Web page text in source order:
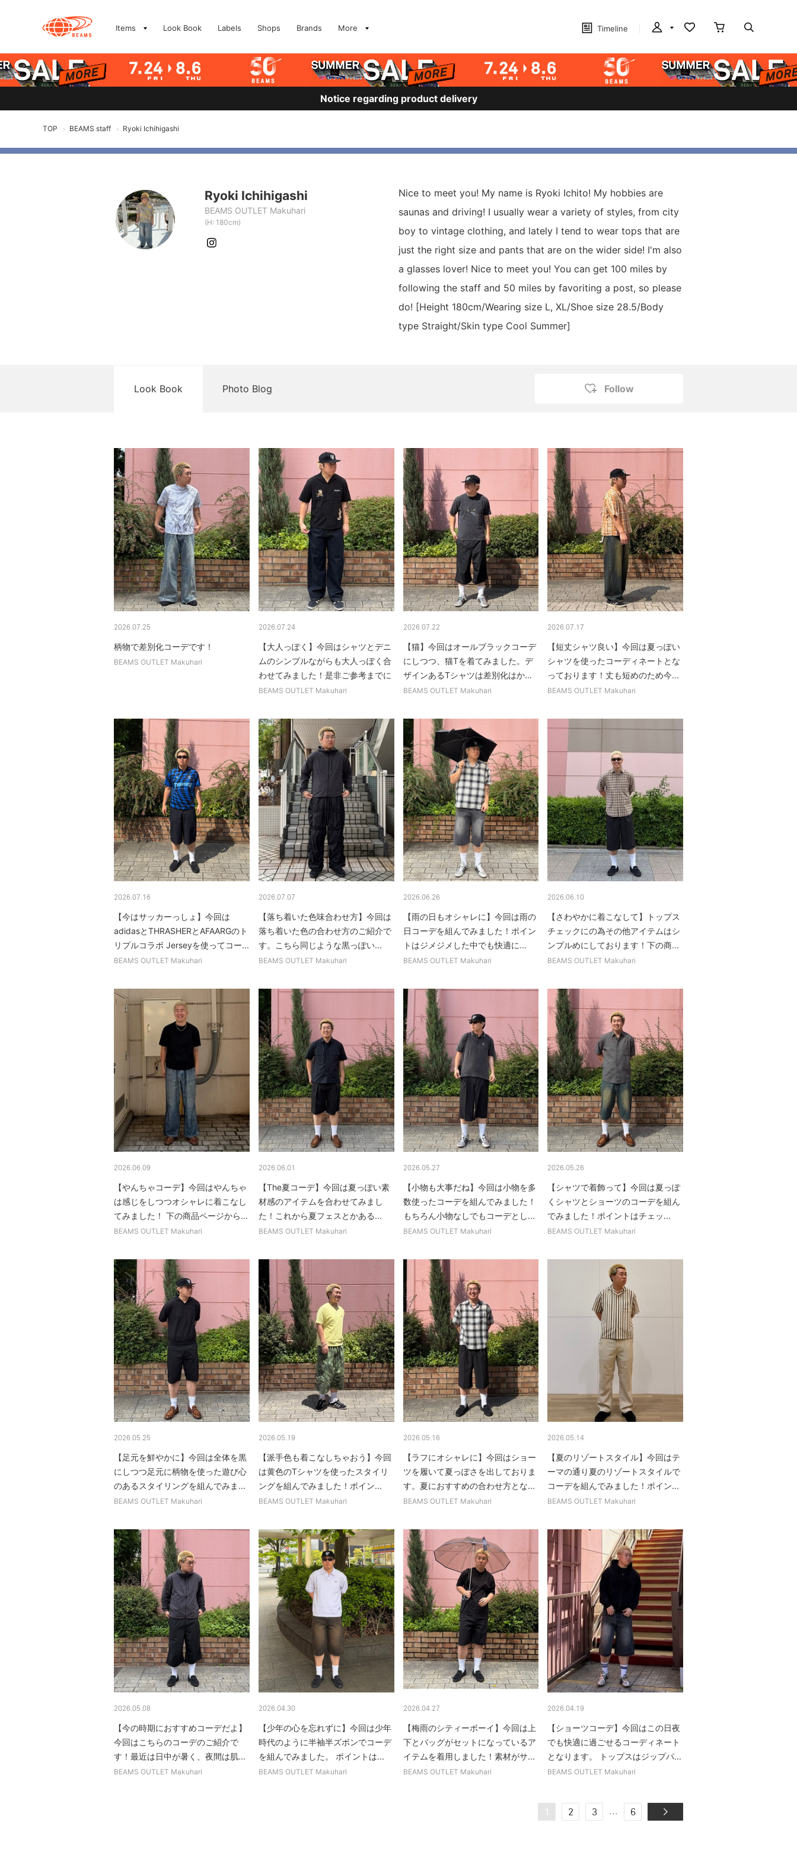
Items Look Book Labels Shops Brands More Timeline
Notice regarding product delivery
TOP > BEAMS staff > Ryoki Ichihigashi
Ryoki Ichihigashi
BEAMS OUTLET Makuhari
(H: 180cm)
Nice to meet you! My name is Ryoki Ichito! My hobbies are
saunas and driving! I usually wear a variety of styles, from city
boy to vintage clothing, and lately I tend to wear tops that are
just the right size and pants that are on the wider side! I'm also
a glasses lover! Nice to meet you! You can get 100 miles by
following the staff and 50 miles by favoriting a post, so please
do! [Height 180cm/Wearing size L, XL/Shoe size 28.5/Body
type Straight/Skin type Cool Summer]
Look Book Photo Blog Follow
2026.07.25
柄物で差別化コーデです！
BEAMS OUTLET Makuhari
2026.07.24
【大人っぽく】今回はシャツとデニ
ムのシンプルながらも大人っぽく合
わせてみました！是非ご参考までに
BEAMS OUTLET Makuhari
2026.07.22
【猫】今回はオールブラックコーデ
にしつつ、猫Tを着てみました。デ
ザインあるTシャツは差別化はか...
BEAMS OUTLET Makuhari
2026.07.17
【短丈シャツ良い】今回は夏っぽい
シャツを使ったコーディネートとな
っております！丈も短めのため今...
BEAMS OUTLET Makuhari
2026.07.16
【今はサッカーっしょ】今回は
adidasとTHRASHERとAFAARGのト
リプルコラボ Jerseyを使ってコー...
BEAMS OUTLET Makuhari
2026.07.07
【落ち着いた色味合わせ方】今回は
落ち着いた色の合わせ方のご紹介で
す。こちら同じような黒っぽい...
BEAMS OUTLET Makuhari
2026.06.26
【雨の日もオシャレに】今回は雨の
日コーデを組んでみました！ポイン
トはジメジメした中でも快適に...
BEAMS OUTLET Makuhari
2026.06.10
【さわやかに着こなして】トップス
チェックにの為その他アイテムはシ
ンプルめにしております！下の商...
BEAMS OUTLET Makuhari
2026.06.09
【やんちゃコーデ】今回はやんちゃ
は感じをしつつオシャレに着こなし
てみました！ 下の商品ページから...
BEAMS OUTLET Makuhari
2026.06.01
【The夏コーデ】今回は夏っぽい素
材感のアイテムを合わせてみまし
た！これから夏フェスとかある...
BEAMS OUTLET Makuhari
2026.05.27
【小物も大事だね】今回は小物を多
数使ったコーデを組んでみました！
もちろん小物なしでもコーデとし...
BEAMS OUTLET Makuhari
2026.05.26
【シャツで着飾って】今回は夏っぽ
くシャツとショーツのコーデを組ん
でみました！ポイントはチェッ...
BEAMS OUTLET Makuhari
2026.05.25
【足元を鮮やかに】今回は全体を黒
にしつつ足元に柄物を使った遊び心
のあるスタイリングを組んでみま...
BEAMS OUTLET Makuhari
2026.05.19
【派手色も着こなしちゃおう】今回
は黄色のTシャツを使ったスタイリ
ングを組んでみました！ポイン...
BEAMS OUTLET Makuhari
2026.05.16
【ラフにオシャレに】今回はショー
ツを履いて夏っぽさを出しておりま
す。夏におすすめの合わせ方とな...
BEAMS OUTLET Makuhari
2026.05.14
【夏のリゾートスタイル】今回はテ
ーマの通り夏のリゾートスタイルで
コーデを組んでみました！ポイン...
BEAMS OUTLET Makuhari
2026.05.08
【今の時期におすすめコーデだよ】
今回はこちらのコーデのご紹介で
す！最近は日中が暑く、夜間は肌...
BEAMS OUTLET Makuhari
2026.04.30
【少年の心を忘れずに】今回は少年
時代のように半袖半ズボンでコーデ
を組んでみました。 ポイントは...
BEAMS OUTLET Makuhari
2026.04.27
【梅雨のシティーボーイ】今回は上
下とバッグがセットになっているア
イテムを着用しました！素材がサ...
BEAMS OUTLET Makuhari
2026.04.19
【ショーツコーデ】今回はこの日夜
でも快適に過ごせるコーディネート
となります。 トップスはジップパ...
BEAMS OUTLET Makuhari
1 2 3 ... 6